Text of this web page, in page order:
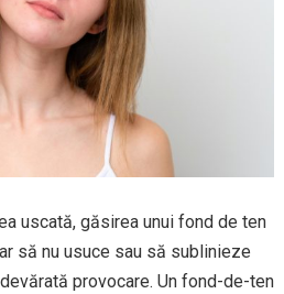
uscată, găsirea unui fond de ten
să nu usuce sau să sublinieze
provocare. Un fond-de-ten